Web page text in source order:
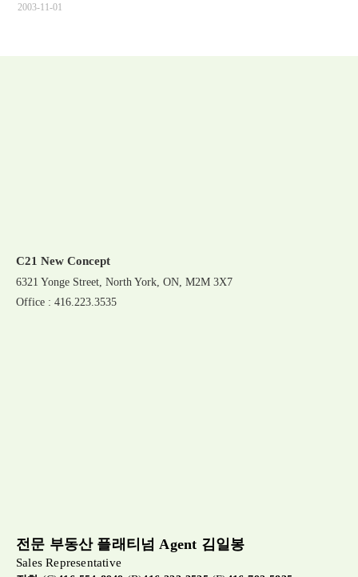
2003-11-01
C21 New Concept
6321 Yonge Street, North York, ON, M2M 3X7
Office : 416.223.3535
전문 부동산 플래티넘 Agent 김일봉
Sales Representative